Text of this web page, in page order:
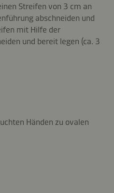
Streifen von 3 cm an
abschneiden und
mit Hilfe der
und bereit legen (ca. 3
Händen zu ovalen